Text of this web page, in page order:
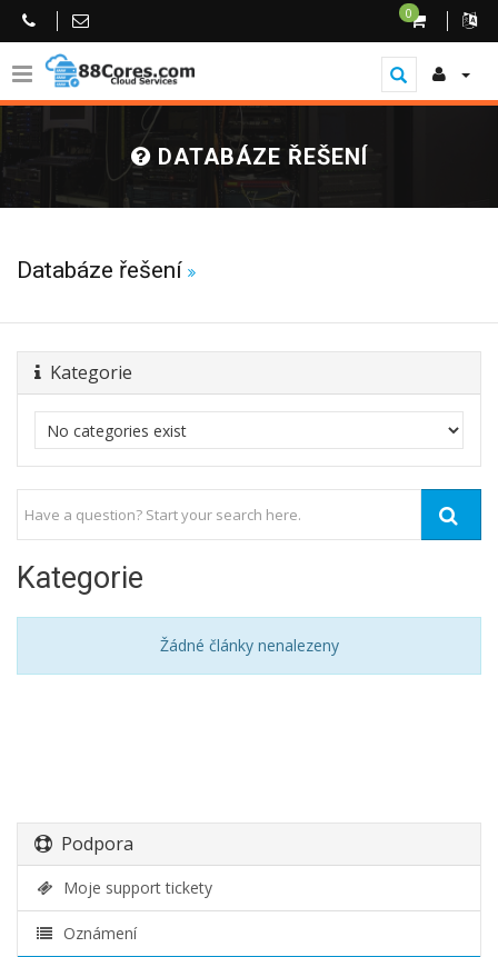
0
DATABÁZE ŘEŠENÍ
Databáze řešení
Kategorie
Kategorie
Žádné články nenalezeny
Podpora
Moje support tickety
Oznámení